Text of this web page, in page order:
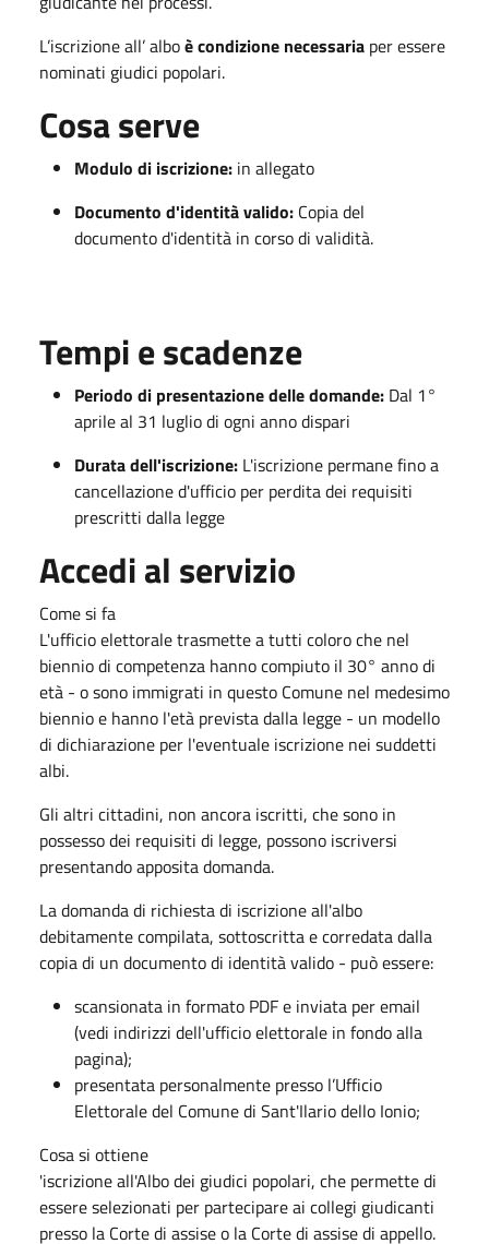
L’iscrizione all’ alboè condizione necessaria per essere
nominati giudici popolari.
Cosa serve
Modulo di iscrizione: in allegato
Documento d'identità valido: Copia del
documento d'identità in corso di validità.
Tempi e scadenze
Periodo di presentazione delle domande: Dal 1°
aprile al 31 luglio di ogni anno dispari
Durata dell'iscrizione: L'iscrizione permane fino a
cancellazione d'ufficio per perdita dei requisiti
prescritti dalla legge
Accedi al servizio
Come si fa
L'ufficio elettorale trasmette a tutti coloro che nel
biennio di competenza hanno compiuto il 30° anno di
età - o sono immigrati in questo Comune nel medesimo
biennio e hanno l'età prevista dalla legge - un modello
di dichiarazione per l'eventuale iscrizione nei suddetti
albi.
Gli altri cittadini, non ancora iscritti, che sono in
possesso dei requisiti di legge, possono iscriversi
presentando apposita domanda.
La domanda di richiesta di iscrizione all'albo
debitamente compilata, sottoscritta e corredata dalla
copia di un documento di identità valido - può essere:
scansionata in formato PDF e inviata per email
(vedi indirizzi dell'ufficio elettorale in fondo alla
pagina);
presentata personalmente presso l’Ufficio
Elettorale del Comune di Sant'Ilario dello Ionio;
Cosa si ottiene
'iscrizione all'Albo dei giudici popolari, che permette di
essere selezionati per partecipare ai collegi giudicanti
presso la Corte di assise o la Corte di assise di appello.